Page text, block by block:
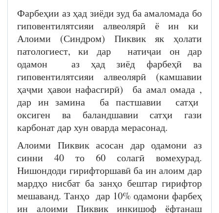
Фарбеҳии аз ҳад зиёди зуд ба амаломада бо
гиповентилятсияи алвеолярӣ ё ин ки
Алоими (Синдром) Пиквик як ҳолати
патологиест, ки дар натиҷаи он дар
одамон аз ҳад зиёд фарбеҳӣ ва
гиповентилятсияи алвеолярӣ (камшавии
ҳаҷми ҳавои нафасгирӣ) ба амал омада ,
дар ин замина ба пастшавии сатҳи
оксиген ва баландшавии сатҳи гази
карбонат дар хун оварда мерасонад.
Алоими Пиквик асосан дар одамони аз
синни 40 то 60 солагӣ вомехурад.
Нишондоди гирифторшавӣ ба ин алоим дар
мардҳо нисбат ба занҳо бештар гирифтор
мешаванд. Танҳо дар 10% одамони фарбеҳ
ин алоими Пиквик инкишоф ёфтанаш